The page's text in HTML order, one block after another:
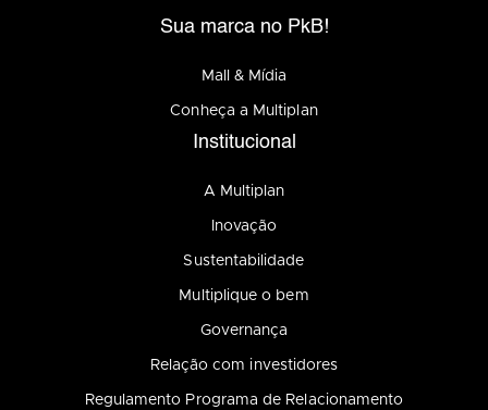
Sua marca no PkB!
Mall & Mídia
Conheça a Multiplan
Institucional
A Multiplan
Inovação
Sustentabilidade
Multiplique o bem
Governança
Relação com investidores
Regulamento Programa de Relacionamento